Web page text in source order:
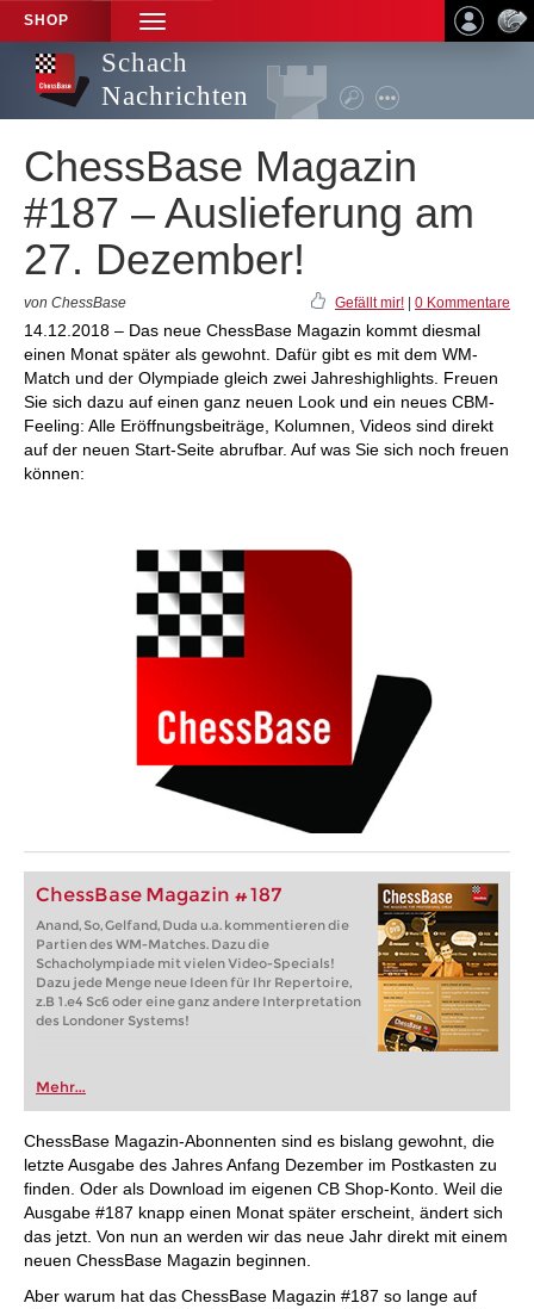
SHOP
TOGGLE
NAVIGATION
Schach
Nachrichten
ChessBase Magazin
#187 – Auslieferung am
27. Dezember!
von ChessBase Gefällt mir! 0 Kommentare
14.12.2018 – Das neue ChessBase Magazin kommt diesmal
einen Monat später als gewohnt. Dafür gibt es mit dem WM-
Match und der Olympiade gleich zwei Jahreshighlights. Freuen
Sie sich dazu auf einen ganz neuen Look und ein neues CBM-
Feeling: Alle Eröffnungsbeiträge, Kolumnen, Videos sind direkt
auf der neuen Start-Seite abrufbar. Auf was Sie sich noch freuen
können:
ChessBase Magazin #187
Anand, So, Gelfand, Duda u.a. kommentieren die
Partien des WM-Matches. Dazu die
Schacholympiade mit vielen Video-Specials!
Dazu jede Menge neue Ideen für Ihr Repertoire,
z.B 1.e4 Sc6 oder eine ganz andere Interpretation
des Londoner Systems!
Mehr...
ChessBase Magazin-Abonnenten sind es bislang gewohnt, die
letzte Ausgabe des Jahres Anfang Dezember im Postkasten zu
finden. Oder als Download im eigenen CB Shop-Konto. Weil die
Ausgabe #187 knapp einen Monat später erscheint, ändert sich
das jetzt. Von nun an werden wir das neue Jahr direkt mit einem
neuen ChessBase Magazin beginnen.
Aber warum hat das ChessBase Magazin #187 so lange auf